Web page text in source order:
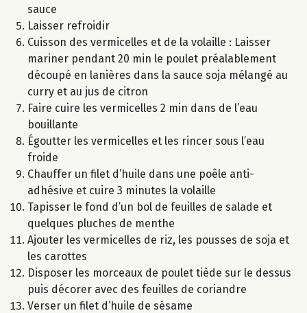
sauce
Laisser refroidir
Cuisson des vermicelles et de la volaille : Laisser
mariner pendant 20 min le poulet préalablement
découpé en lanières dans la sauce soja mélangé au
curry et au jus de citron
Faire cuire les vermicelles 2 min dans de l’eau
bouillante
Égoutter les vermicelles et les rincer sous l’eau
froide
Chauffer un filet d’huile dans une poêle anti-
adhésive et cuire 3 minutes la volaille
Tapisser le fond d’un bol de feuilles de salade et
quelques pluches de menthe
Ajouter les vermicelles de riz, les pousses de soja et
les carottes
Disposer les morceaux de poulet tiède sur le dessus
puis décorer avec des feuilles de coriandre
Verser un filet d’huile de sésame